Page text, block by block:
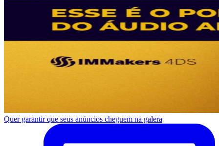
Quer garantir que seus anúncios cheguem na galera